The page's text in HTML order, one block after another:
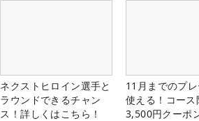
ネクストヒロイン選手と
ラウンドできるチャン
ス！詳しくはこちら！
11月までのプ
使える！コース
3,500円クーポ